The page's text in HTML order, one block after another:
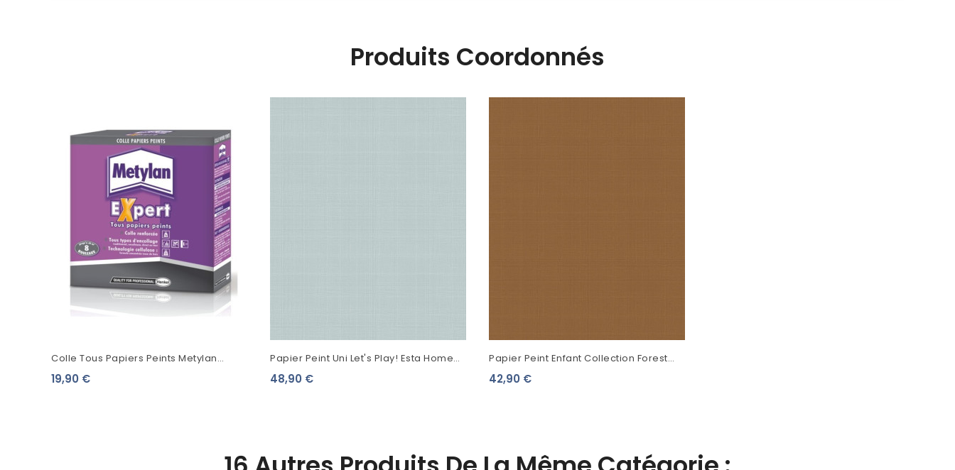
Produits Coordonnés
Colle Tous Papiers Peints Metylan
Expert
19,90 €
Papier Peint Uni Let's Play! Esta Home
Bleu Gris 139025
48,90 €
Papier Peint Enfant Collection Forest
Friends Uni Rouille 139241
42,90 €